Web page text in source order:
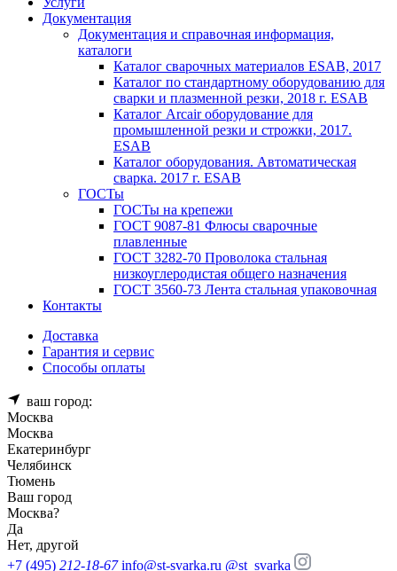
Документация
Документация и справочная информация,
каталоги
Каталог сварочных материалов ESAB, 2017
Каталог по стандартному оборудованию для
сварки и плазменной резки, 2018 г. ESAB
Каталог Arcair оборудование для
промышленной резки и строжки, 2017.
ESAB
Каталог оборудования. Автоматическая
сварка. 2017 г. ESAB
ГОСТы
ГОСТы на крепежи
ГОСТ 9087-81 Флюсы сварочные
плавленные
ГОСТ 3282-70 Проволока стальная
низкоуглеродистая общего назначения
ГОСТ 3560-73 Лента стальная упаковочная
Контакты
Доставка
Гарантия и сервис
Способы оплаты
ваш город:
Москва
Москва
Екатеринбург
Челябинск
Тюмень
Ваш город
Москва?
Да
Нет, другой
+7 (495) 212-18-67 info@st-svarka.ru @st_svarka